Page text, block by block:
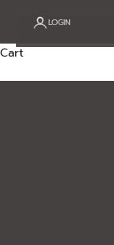
LOGIN
Cart